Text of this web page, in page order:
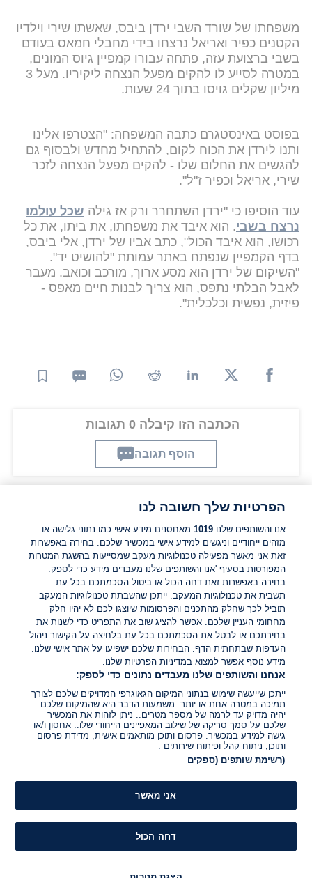
משפחתו של שורד השבי ירדן ביבס, שאשתו שירי וילדיו
הקטנים כפיר ואריאל נרצחו בידי מחבלי חמאס בעודם
בשבי ברצועת עזה, פתחה עבורו קמפיין גיוס המונים,
במטרה לסייע לו להקים מפעל הנצחה ליקיריו. מעל 3
מיליון שקלים גויסו בתוך 24 שעות.
בפוסט באינסטגרם כתבה המשפחה: "הצטרפו אלינו
ותנו לירדן את הכוח לקום, להתחיל מחדש ולבסוף גם
להגשים את החלום שלו - להקים מפעל הנצחה לזכר
שירי, אריאל וכפיר ז"ל".
עוד הוסיפו כי "ירדן השתחרר ורק אז גילה שכל עולמו
נרצח בשבי. הוא איבד את משפחתו, את ביתו, את כל
רכושו, הוא איבד הכול", כתב אביו של ירדן, אלי ביבס,
בדף הקמפיין שנפתח באתר עמותת "להושיט יד".
"השיקום של ירדן הוא מסע ארוך, מורכב וכואב. מעבר
לאבל הבלתי נתפס, הוא צריך לבנות חיים מאפס -
פיזית, נפשית וכלכלית".
הכתבה הזו קיבלה 0 תגובות
הוסף תגובה
תגובות
אין עדיין תגובות. היה הראשון להגיב
הוסף תגובה
הפרטיות שלך חשובה לנו
אנו והשותפים שלנו1019 מאחסנים מידע אישי כמו נתוני גלישה או
מזהים ייחודיים וניגשים למידע אישי במכשיר שלכם. בחירה באפשרות
זאת אני מאשר מפעילה טכנולוגיות מעקב שמסייעות בהשגת המטרות
המפורטות בסעיף 'אנו והשותפים שלנו מעבדים מידע כדי לספק.
בחירה באפשרות זאת דחה הכול או ביטול הסכמתכם בכל עת
תשבית את טכנולוגיות המעקב. ייתכן שהשבתת טכנולוגיות המעקב
תוביל לכך שחלק מהתכנים והפרסומות שיוצגו לכם לא יהיו חלק
מחחומי העניין שלכם. אפשר להציג שוב את התפריט כדי לשנות את
בחירתכם או לבטל את הסכמתכם בכל עת בלחיצה על הקישור ניהול
העדפות שבתחתית הדף. הבחירות שלכם ישפיעו על אתר אישי שלנו.
מידע נוסף אפשר למצוא במדיניות הפרטיות שלנו.
אנחנו והשותפים שלנו מעבדים נתונים כדי לספק:
ייתכן שייעשה שימוש בנתוני המיקום הגאוגרפי המדויקים שלכם לצורך
תמיכה במטרה אחת או יותר. משמעות הדבר היא שהמיקום שלכם
יהיה מדויק עד לרמה של מספר מטרים.. ניתן לזהות את המכשיר
שלכם על סמך סריקה של שילוב המאפיינים הייחודי שלו.. אחסון ו/או
גישה למידע במכשיר. פרסום ותוכן מותאמים אישית, מדידת פרסום
ותוכן, ניתוח קהל ופיתוח שירותים .
(רשימת שותפים (ספקים
אני מאשר
דחה הכול